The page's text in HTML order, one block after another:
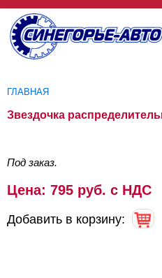
ГЛАВНАЯ
Звездочка
Под заказ.
Цена: 795 руб. с НДС
Добавить в корзину: